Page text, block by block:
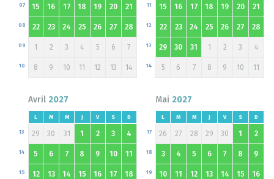
15
07 16 17 18 19 20 21
22
08 23 24 25 26 27 28
1
09 2 3 4 5 6 7
8
10 9 10 11 12 13 14
15
11 16 17 18 19 20 21
22
12 23 24 25 26 27 28
29
13 30 31 1 2 3 4
5
14 6 7 8 9 10 11
Avril 2027
L M M J V S D
29
13 30 31 1 2 3 4
5
14 6 7 8 9 10 11
12
15 13 14 15 16 17 18
Mai 2027
L M M J V S D
26
17 27 28 29 30 1 2
3
18 4 5 6 7 8 9
10
19 11 12 13 14 15 16